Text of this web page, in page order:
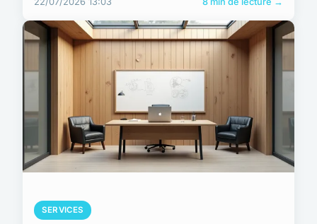
SERVICES